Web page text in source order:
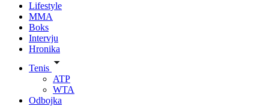
Lifestyle
MMA
Boks
Intervju
Hronika
Tenis
ATP
WTA
Odbojka